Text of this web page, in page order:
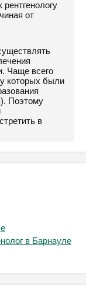
от
Чаще всего
которых были
Поэтому
в
в Барнауле